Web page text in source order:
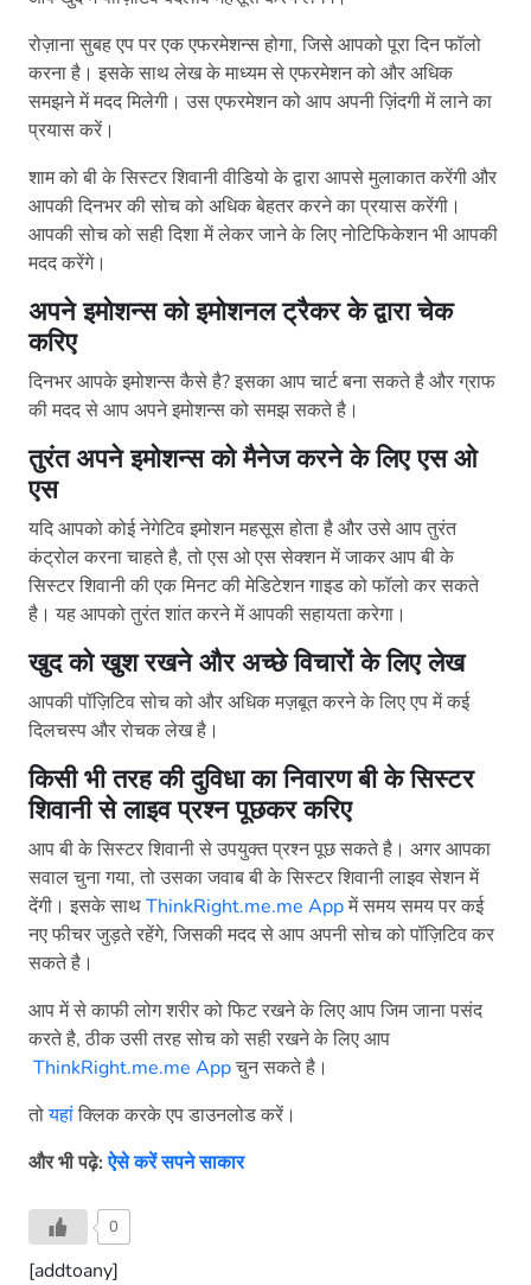
रोज़ाना सुबह एप पर एक एफरमेशन्स होगा, जिसे आपको पूरा दिन फॉलो
करना है। इसके साथ लेख के माध्यम से एफरमेशन को और अधिक
समझने में मदद मिलेगी। उस एफरमेशन को आप अपनी ज़िंदगी में लाने का
प्रयास करें।
शाम को बी के सिस्टर शिवानी वीडियो के द्वारा आपसे मुलाकात करेंगी और
आपकी दिनभर की सोच को अधिक बेहतर करने का प्रयास करेंगी।
आपकी सोच को सही दिशा में लेकर जाने के लिए नोटिफिकेशन भी आपकी
मदद करेंगे।
अपने इमोशन्स को इमोशनल ट्रैकर के द्वारा चेक
करिए
दिनभर आपके इमोशन्स कैसे है? इसका आप चार्ट बना सकते है और ग्राफ
की मदद से आप अपने इमोशन्स को समझ सकते है।
तुरंत अपने इमोशन्स को मैनेज करने के लिए एस ओ
एस
यदि आपको कोई नेगेटिव इमोशन महसूस होता है और उसे आप तुरंत
कंट्रोल करना चाहते है, तो एस ओ एस सेक्शन में जाकर आप बी के
सिस्टर शिवानी की एक मिनट की मेडिटेशन गाइड को फॉलो कर सकते
है। यह आपको तुरंत शांत करने में आपकी सहायता करेगा।
खुद को खुश रखने और अच्छे विचारों के लिए लेख
आपकी पॉज़िटिव सोच को और अधिक मज़बूत करने के लिए एप में कई
दिलचस्प और रोचक लेख है।
किसी भी तरह की दुविधा का निवारण बी के सिस्टर
शिवानी से लाइव प्रश्न पूछकर करिए
आप बी के सिस्टर शिवानी से उपयुक्त प्रश्न पूछ सकते है। अगर आपका
सवाल चुना गया, तो उसका जवाब बी के सिस्टर शिवानी लाइव सेशन में
देंगी। इसके साथThinkRight.me.me Appमें समय समय पर कई
नए फीचर जुड़ते रहेंगे, जिसकी मदद से आप अपनी सोच को पॉज़िटिव कर
सकते है।
आप में से काफी लोग शरीर को फिट रखने के लिए आप जिम जाना पसंद
करते है, ठीक उसी तरह सोच को सही रखने के लिए आप
ThinkRight.me.me Appचुन सकते है।
तोयहांक्लिक करके एप डाउनलोड करें।
और भी पढ़े:ऐसे करें सपने साकार
0
[addtoany]